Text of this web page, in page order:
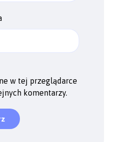
w tej przeglądarce
komentarzy.